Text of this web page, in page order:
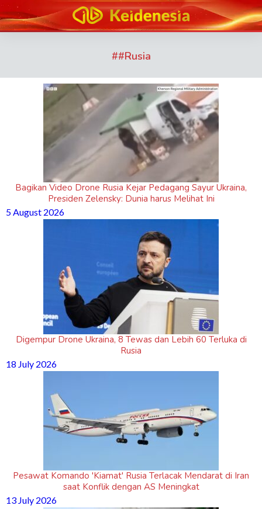
##Rusia
Bagikan Video Drone Rusia Kejar Pedagang Sayur Ukraina,
Presiden Zelensky: Dunia harus Melihat Ini
5 August 2026
Digempur Drone Ukraina, 8 Tewas dan Lebih 60 Terluka di
Rusia
18 July 2026
Pesawat Komando 'Kiamat' Rusia Terlacak Mendarat di Iran
saat Konflik dengan AS Meningkat
13 July 2026